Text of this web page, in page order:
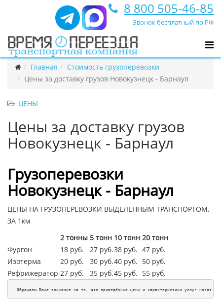
8 800 505-46-85
Звонок бесплатный по РФ
Главная
Стоимость грузоперевозки
Цены за доставку грузов Новокузнецк - Барнаул
ЦЕНЫ
Цены за доставку грузов
Новокузнецк - Барнаул
Грузоперевозки
Новокузнецк - Барнаул
ЦЕНЫ НА ГРУЗОПЕРЕВОЗКИ ВЫДЕЛЕННЫМ ТРАНСПОРТОМ,
ЗА 1км
2 тонны 5 тонн 10 тонн 20 тонн
Фургон
18 руб. 27 руб.38 руб. 47 руб.
Изотерма
20 руб. 30 руб.40 руб. 50 руб.
Рефрижератор 27 руб. 35 руб.45 руб. 55 руб.
Обращаем Ваше внимание на то, что приведённые цены и характеристики услуг носят